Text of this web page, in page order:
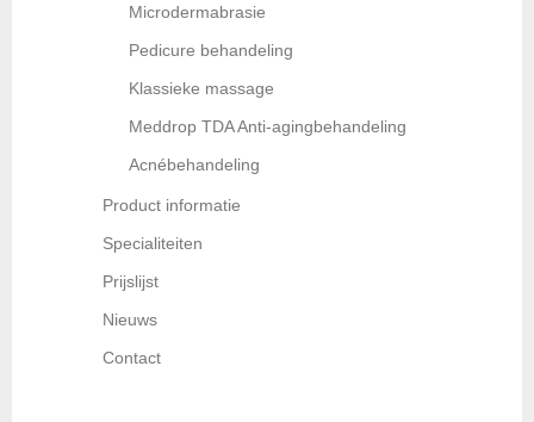
Microdermabrasie
Pedicure behandeling
Klassieke massage
Meddrop TDA Anti-agingbehandeling
Acnébehandeling
Product informatie
Specialiteiten
Prijslijst
Nieuws
Contact